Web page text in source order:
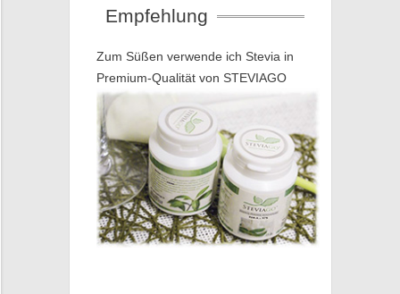
Empfehlung
Zum Süßen verwende ich Stevia in
Premium-Qualität von STEVIAGO